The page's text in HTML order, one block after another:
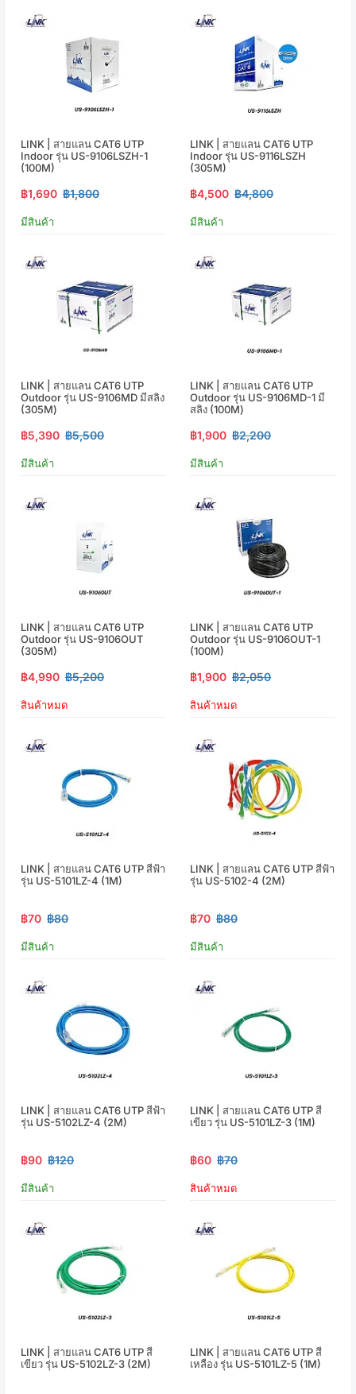
LINK | สายแลน CAT6 UTP
Indoor รุ่น US-9106LSZH-1
(100M)
฿1,690 ฿1,800
มีสินค้า
LINK | สายแลน CAT6 UTP
Indoor รุ่น US-9116LSZH
(305M)
฿4,500 ฿4,800
มีสินค้า
LINK | สายแลน CAT6 UTP
Outdoor รุ่น US-9106MD มีสลิง
(305M)
฿5,390 ฿5,500
มีสินค้า
LINK | สายแลน CAT6 UTP
Outdoor รุ่น US-9106MD-1 มี
สลิง (100M)
฿1,900 ฿2,200
มีสินค้า
LINK | สายแลน CAT6 UTP
Outdoor รุ่น US-9106OUT
(305M)
฿4,990 ฿5,200
สินค้าหมด
LINK | สายแลน CAT6 UTP
Outdoor รุ่น US-9106OUT-1
(100M)
฿1,900 ฿2,050
สินค้าหมด
LINK | สายแลน CAT6 UTP สีฟ้า
รุ่น US-5101LZ-4 (1M)
฿70 ฿80
มีสินค้า
LINK | สายแลน CAT6 UTP สีฟ้า
รุ่น US-5102-4 (2M)
฿70 ฿80
มีสินค้า
LINK | สายแลน CAT6 UTP สีฟ้า
รุ่น US-5102LZ-4 (2M)
฿90 ฿120
มีสินค้า
LINK | สายแลน CAT6 UTP สี
เขียว รุ่น US-5101LZ-3 (1M)
฿60 ฿70
สินค้าหมด
LINK | สายแลน CAT6 UTP สี
เขียว รุ่น US-5102LZ-3 (2M)
LINK | สายแลน CAT6 UTP สี
เหลือง รุ่น US-5101LZ-5 (1M)